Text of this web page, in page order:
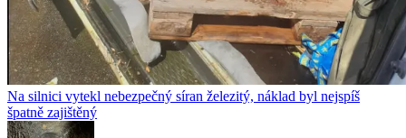
Na silnici vytekl nebezpečný síran železitý, náklad byl nejspíš
špatně zajištěný